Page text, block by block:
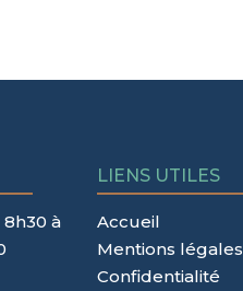
à
LIENS UTILES
Accueil
Mentions légales
Confidentialité